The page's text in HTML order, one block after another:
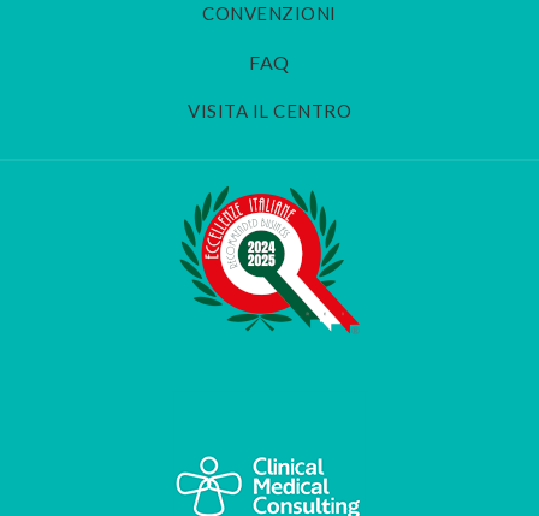
CONVENZIONI
FAQ
VISITA IL CENTRO